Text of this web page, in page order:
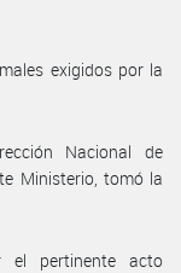
exigidos por la
Nacional de
Ministerio, tomó la
el pertinente acto